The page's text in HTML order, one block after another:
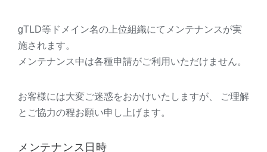
gTLD等ドメイン名の上位組織にてメンテナンスが実
施されます。
メンテナンス中は各種申請がご利用いただけません。
お客様には大変ご迷惑をおかけいたしますが、 ご理解
とご協力の程お願い申し上げます。
メンテナンス日時